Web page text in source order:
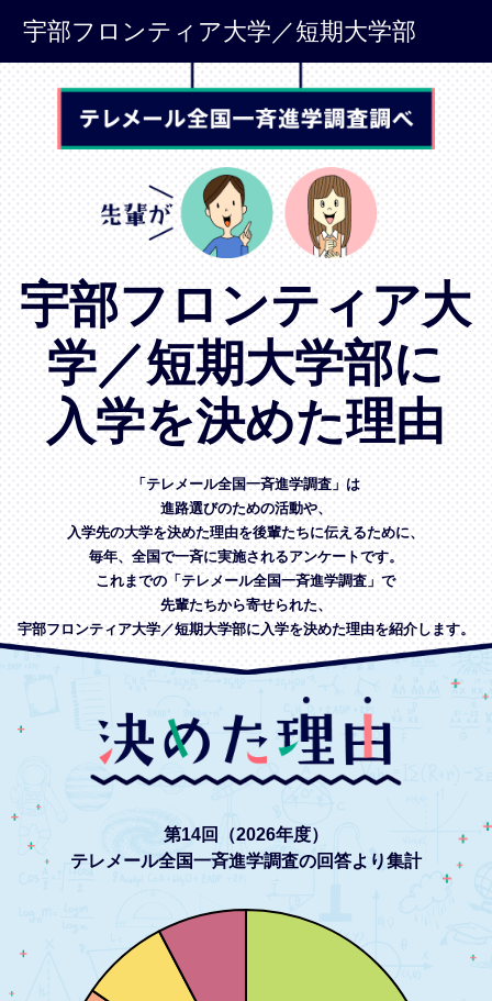
宇部フロンティア大学／短期大学部
宇部フロンティア大
学／短期大学部に
入学を決めた理由
「テレメール全国一斉進学調査」は
進路選びのための活動や、
入学先の大学を決めた理由を後輩たちに伝えるために、
毎年、全国で一斉に実施されるアンケートです。
これまでの「テレメール全国一斉進学調査」で
先輩たちから寄せられた、
宇部フロンティア大学／短期大学部に入学を決めた理由を紹介します。
第14回（2026年度）
テレメール全国一斉進学調査の回答より集計